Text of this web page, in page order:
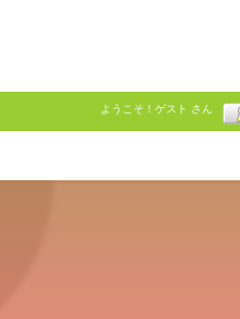
ようこそ！ ゲスト さん